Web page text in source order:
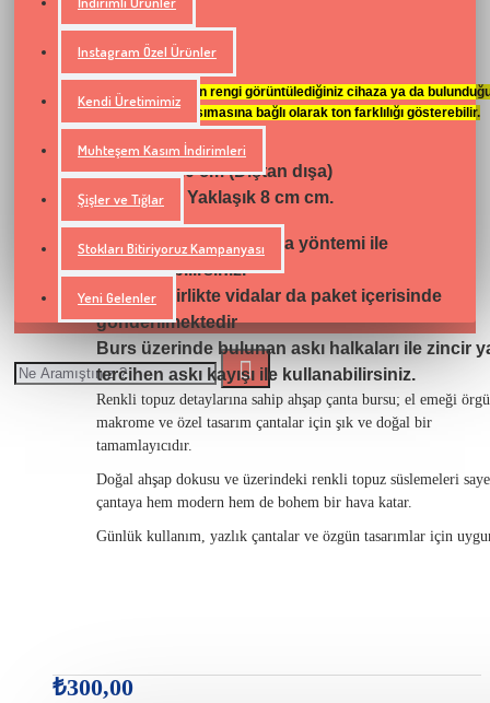
Instagram Özel Ürünler
Kendi Üretimimiz
Muhteşem Kasım İndirimleri
Şişler ve Tığlar
Stokları Bitiriyoruz Kampanyası
Yeni Gelenler
₺300,00
UYARI:
Ekrandaki ürünün rengi görüntülediğiniz cihaza ya da
ortamın ışık yansımasına bağlı olarak ton farklılığı gösterebilir.
Uzunluk: 20 cm (Dıştan dışa)
Yükseklik: Yaklaşık 8 cm cm.
Çantalarınızda vidalama yöntemi ile
uygulayabilirsiniz.
Ürün ile birlikte vidalar da paket içerisinde
gönderilmektedir
Burs üzerinde bulunan askı halkaları ile zincir
tercihen askı kayışı ile kullanabilirsiniz.
Renkli topuz detaylarına sahip ahşap çanta bursu; el emeği
makrome ve özel tasarım çantalar için şık ve doğal bir
tamamlayıcıdır.
Doğal ahşap dokusu ve üzerindeki renkli topuz süslemeleri
çantaya hem modern hem de bohem bir hava katar.
Günlük kullanım, yazlık çantalar ve özgün tasarımlar için